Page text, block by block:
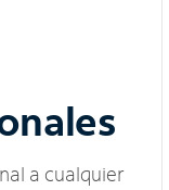
a cualquier